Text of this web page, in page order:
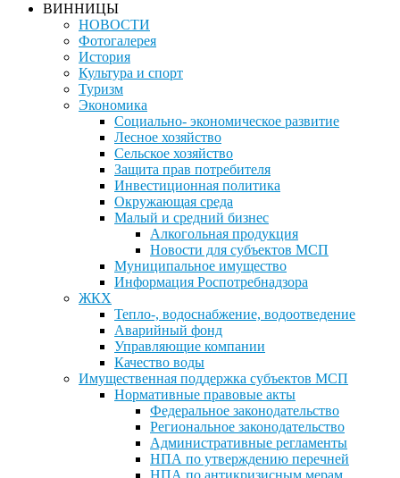
ВИННИЦЫ
НОВОСТИ
Фотогалерея
История
Культура и спорт
Туризм
Экономика
Социально- экономическое развитие
Лесное хозяйство
Сельское хозяйство
Защита прав потребителя
Инвестиционная политика
Окружающая среда
Малый и средний бизнес
Алкогольная продукция
Новости для субъектов МСП
Муниципальное имущество
Информация Роспотребнадзора
ЖКХ
Тепло-, водоснабжение, водоотведение
Аварийный фонд
Управляющие компании
Качество воды
Имущественная поддержка субъектов МСП
Нормативные правовые акты
Федеральное законодательство
Региональное законодательство
Административные регламенты
НПА по утверждению перечней
НПА по антикризисным мерам